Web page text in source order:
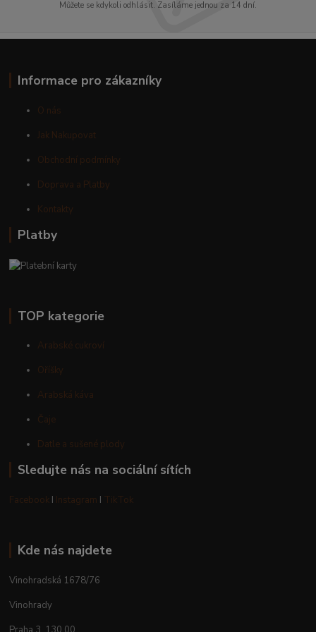
Můžete se kdykoli odhlásit. Zasíláme jednou za 14 dní.
Informace pro zákazníky
O nás
Jak Nakupovat
Obchodní podmínky
Doprava a Platby
Kontakty
Platby
TOP kategorie
Arabské cukroví
Oříšky
Arabská káva
Čaje
Datle a sušené plody
Sledujte nás na sociální sítích
Facebook I Instagram I TikTok
Kde nás najdete
Vinohradská 1678/76
Vinohrady